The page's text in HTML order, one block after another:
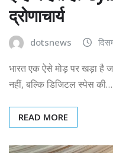
द्रोणाचार्य
dotsnews
भारत एक ऐसे मोड़ पर खड़ा है
नहीं, बल्कि डिजिटल स्पेस की…
READ MORE